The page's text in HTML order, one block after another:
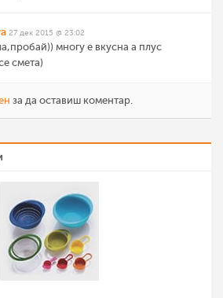
27 дек 2015 @ 23:02
многу е вкусна а плус
смета)
за да оставиш коментар.